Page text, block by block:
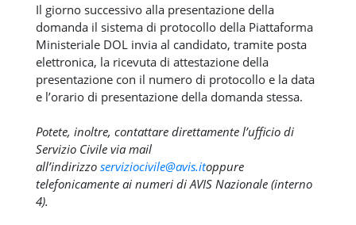
Il giorno successivo alla presentazione della
domanda il sistema di protocollo della Piattaforma
Ministeriale DOL invia al candidato, tramite posta
elettronica, la ricevuta di attestazione della
presentazione con il numero di protocollo e la data
e l’orario di presentazione della domanda stessa.
Potete, inoltre, contattare direttamente l’ufficio di
Servizio Civile via mail
all’indirizzo serviziocivile@avis.itoppure
telefonicamente ai numeri di AVIS Nazionale (interno
4).